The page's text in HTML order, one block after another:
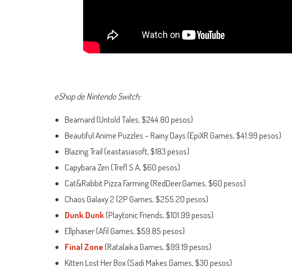
eShop de Nintendo Switch:
Bearnard (Untold Tales, $244.80 pesos)
Beautiful Anime Puzzles – Rainy Days (EpiXR Games, $41.99 pesos)
Blazing Trail (eastasiasoft, $183 pesos)
Capybara Zen (Trefl S.A, $60 pesos)
Cat&Rabbit Pizza Farming (RedDeer.Games, $60 pesos)
Chaos Galaxy 2 (2P Games, $255.20 pesos)
Dunk Dunk(Playtonic Friends, $101.99 pesos)
Ellphaser (Afil Games, $59.85 pesos)
Final Zone(Ratalaika Games, $99.19 pesos)
Kitten Lost Her Box (Sadi Makes Games, $30 pesos)